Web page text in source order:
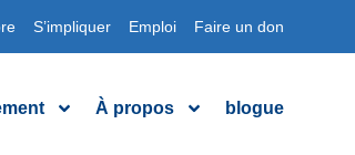
S’impliquer Emploi Faire un don
À propos blogue